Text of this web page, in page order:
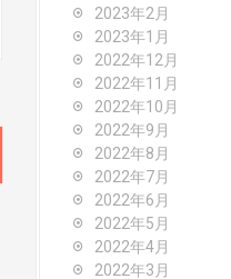
2023年2月
2023年1月
2022年12月
2022年11月
2022年10月
2022年9月
2022年8月
2022年7月
2022年6月
2022年5月
2022年4月
2022年3月